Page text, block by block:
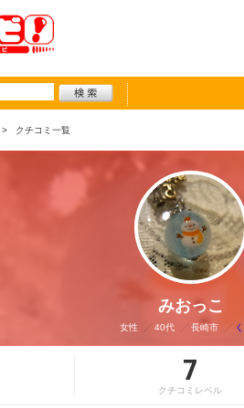
クチコミ一覧
みおっこ
女性 40代 長崎市
7
クチコミレベル